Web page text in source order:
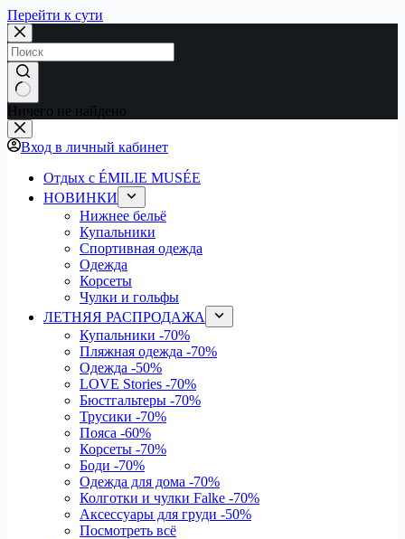
Перейти к сути
Ничего не найдено
Вход в личный кабинет
Отдых с ÉMILIE MUSÉE
НОВИНКИ
Нижнее бельё
Купальники
Спортивная одежда
Одежда
Корсеты
Чулки и гольфы
ЛЕТНЯЯ РАСПРОДАЖА
Купальники -70%
Пляжная одежда -70%
Одежда -50%
LOVE Stories -70%
Бюстгальтеры -70%
Трусики -70%
Пояса -60%
Корсеты -70%
Боди -70%
Одежда для дома -70%
Колготки и чулки Falke -70%
Аксессуары для груди -50%
Посмотреть всё